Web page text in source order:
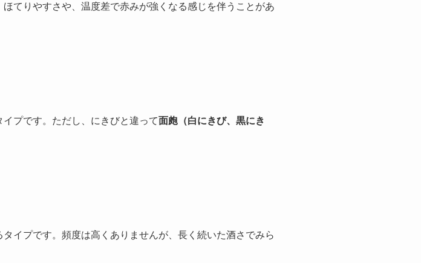
てりやすさや、温度差で赤みが強くなる感じを伴うことがあ
プです。ただし、にきびと違って面皰（白にきび、黒にき
イプです。頻度は高くありませんが、長く続いた酒さでみら